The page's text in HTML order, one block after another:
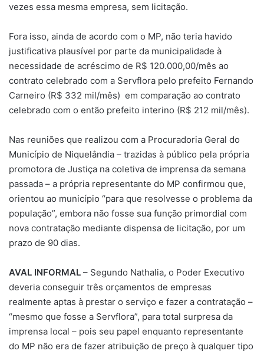
vezes essa mesma empresa, sem licitação.
Fora isso, ainda de acordo com o MP, não teria havido
justificativa plausível por parte da municipalidade à
necessidade de acréscimo de R$ 120.000,00/mês ao
contrato celebrado com a Servflora pelo prefeito Fernando
Carneiro (R$ 332 mil/mês) em comparação ao contrato
celebrado com o então prefeito interino (R$ 212 mil/mês).
Nas reuniões que realizou com a Procuradoria Geral do
Município de Niquelândia – trazidas à público pela própria
promotora de Justiça na coletiva de imprensa da semana
passada – a própria representante do MP confirmou que,
orientou ao município “para que resolvesse o problema da
população”, embora não fosse sua função primordial com
nova contratação mediante dispensa de licitação, por um
prazo de 90 dias.
AVAL INFORMAL – Segundo Nathalia, o Poder Executivo
deveria conseguir três orçamentos de empresas
realmente aptas à prestar o serviço e fazer a contratação –
“mesmo que fosse a Servflora”, para total surpresa da
imprensa local – pois seu papel enquanto representante
do MP não era de fazer atribuição de preço à qualquer tipo